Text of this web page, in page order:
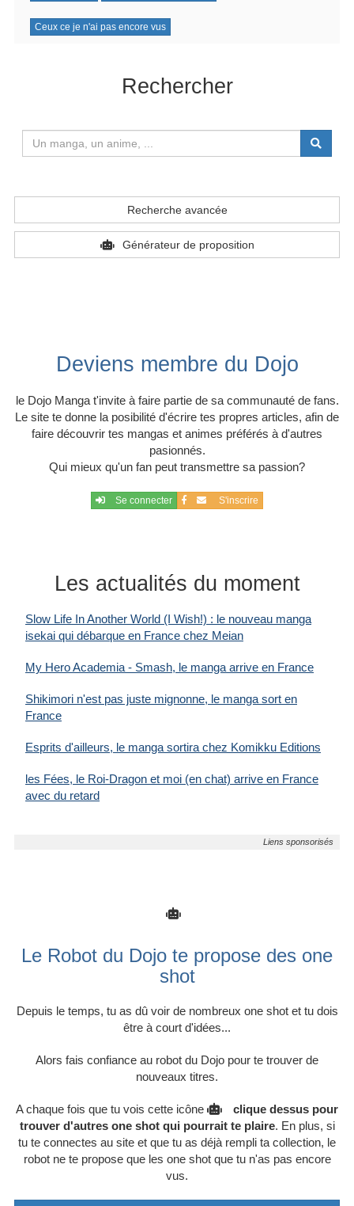
Ceux ce je n'ai pas encore vus
Rechercher
Recherche avancée
Générateur de proposition
Deviens membre du Dojo
le Dojo Manga t'invite à faire partie de sa communauté de fans.
Le site te donne la posibilité d'écrire tes propres articles, afin de
faire découvrir tes mangas et animes préférés à d'autres
pasionnés.
Qui mieux qu'un fan peut transmettre sa passion?
Se connecter S'inscrire
Les actualités du moment
Slow Life In Another World (I Wish!) : le nouveau manga
isekai qui débarque en France chez Meian
My Hero Academia - Smash, le manga arrive en France
Shikimori n'est pas juste mignonne, le manga sort en
France
Esprits d'ailleurs, le manga sortira chez Komikku Editions
les Fées, le Roi-Dragon et moi (en chat) arrive en France
avec du retard
Le Robot du Dojo te propose des one
shot
Depuis le temps, tu as dû voir de nombreux one shot et tu dois
être à court d'idées...
Alors fais confiance au robot du Dojo pour te trouver de
nouveaux titres.
A chaque fois que tu vois cette icône
clique dessus pour
trouver d'autres one shot qui pourrait te plaire. En plus, si
tu te connectes au site et que tu as déjà rempli ta collection, le
robot ne te propose que les one shot que tu n'as pas encore
vus.